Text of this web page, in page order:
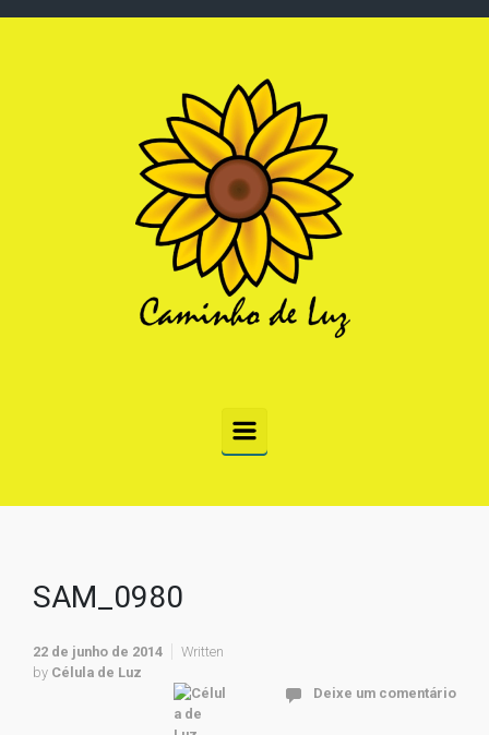
SAM_0980
22 de junho de 2014
Written
by Célula de Luz
Deixe um comentário